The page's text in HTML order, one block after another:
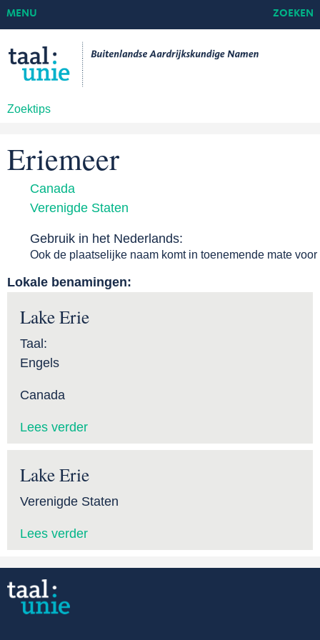
Zoektips
MENU ZOEKEN
Eriemeer
Canada
Verenigde Staten
Gebruik in het Nederlands:
Ook de plaatselijke naam komt in toenemende mate voor
Lokale benamingen:
Lake Erie
Taal:
Engels
Canada
Lees verder
Lake Erie
Verenigde Staten
Lees verder